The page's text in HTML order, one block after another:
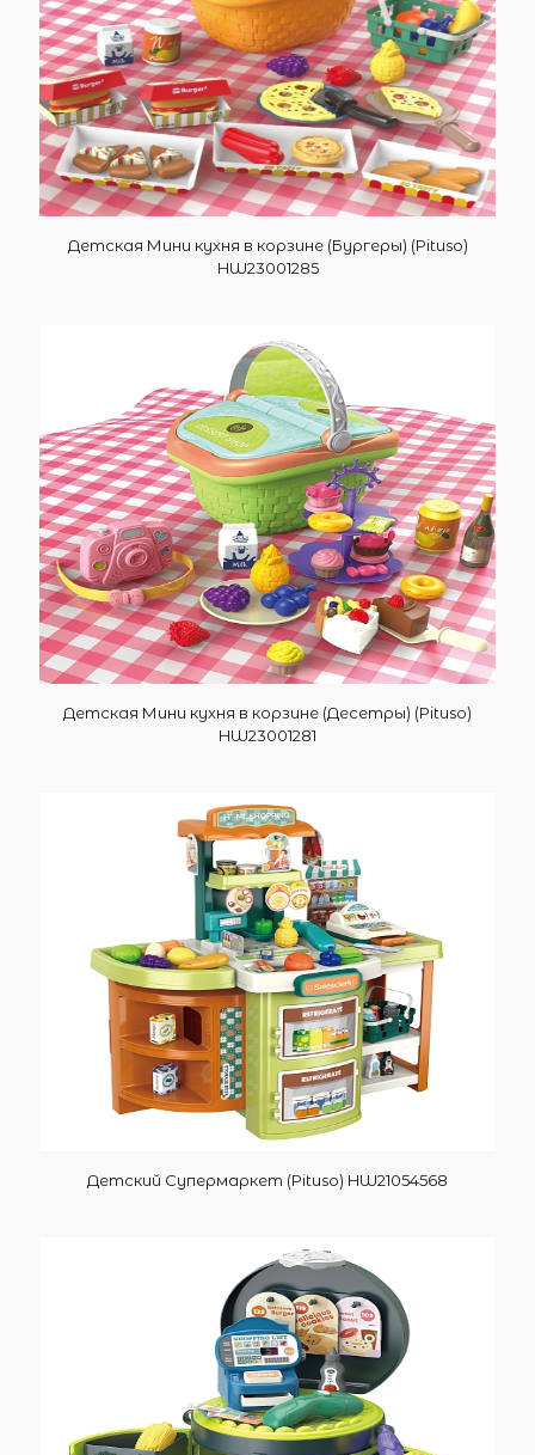
Детская Мини кухня в корзине (Бургеры) (Pituso)
HW23001285
Детская Мини кухня в корзине (Десетры) (Pituso)
HW23001281
Детский Супермаркет (Pituso) HW21054568